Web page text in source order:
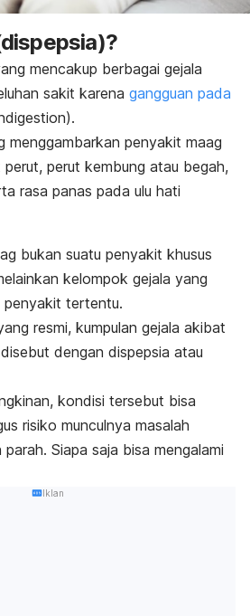
mencakup berbagai gejala
sakit karena gangguan pada
).
menggambarkan penyakit maag
perut kembung atau begah,
rasa panas pada ulu hati
bukan suatu penyakit khusus
kelompok gejala yang
penyakit tertentu.
resmi, kumpulan gejala akibat
dengan dispepsia atau
kondisi tersebut bisa
risiko munculnya masalah
parah. Siapa saja bisa mengalami
Iklan